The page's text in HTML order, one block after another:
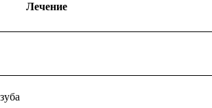
Лечение